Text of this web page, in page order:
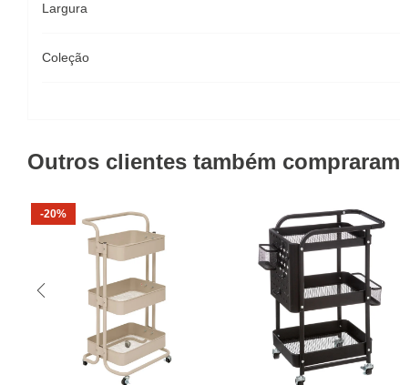
Largura
Coleção
Outros clientes também compraram
-20%